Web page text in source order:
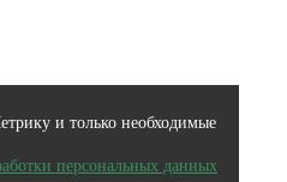
и только необходимые
персональных данных